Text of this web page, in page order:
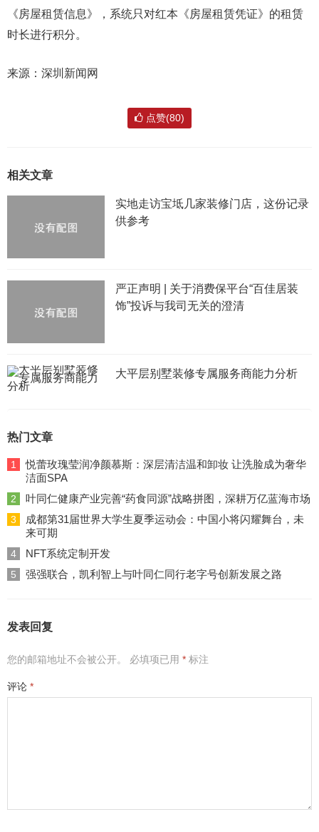
《房屋租赁信息》，系统只对红本《房屋租赁凭证》的租赁
时长进行积分。
来源：深圳新闻网
点赞(80)
相关文章
实地走访宝坻几家装修门店，这份记录
供参考
严正声明 | 关于消费保平台“百佳居装
饰”投诉与我司无关的澄清
大平层别墅装修专属服务商能力分析
热门文章
1
悦蕾玫瑰莹润净颜慕斯：深层清洁温和卸妆 让洗脸成为奢华
洁面SPA
2 叶同仁健康产业完善“药食同源”战略拼图，深耕万亿蓝海市场
3
成都第31届世界大学生夏季运动会：中国小将闪耀舞台，未
来可期
4 NFT系统定制开发
5 强强联合，凯利智上与叶同仁同行老字号创新发展之路
发表回复
您的邮箱地址不会被公开。 必填项已用 * 标注
评论 *